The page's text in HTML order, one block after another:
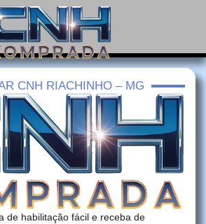
CNH RIACHINHO – MG
de habilitação fácil e receba de